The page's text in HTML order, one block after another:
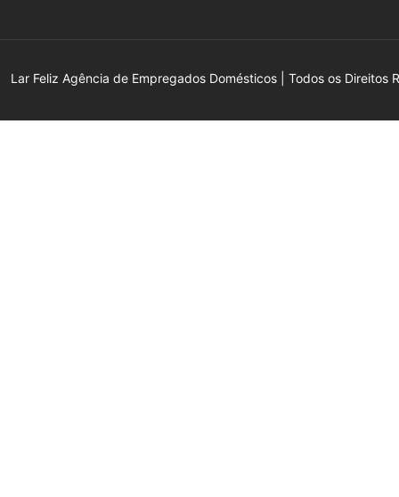
Lar Feliz Agência de Empregados Domésticos | Todos os Direitos